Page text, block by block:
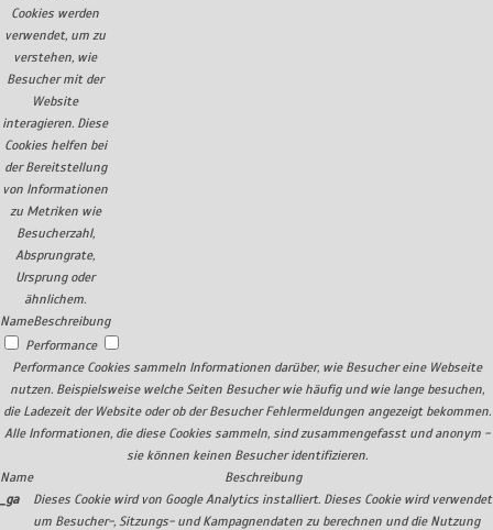
Cookies werden
verwendet, um zu
verstehen, wie
Besucher mit der
Website
interagieren. Diese
Cookies helfen bei
der Bereitstellung
von Informationen
zu Metriken wie
Besucherzahl,
Absprungrate,
Ursprung oder
ähnlichem.
NameBeschreibung
Performance
Performance Cookies sammeln Informationen darüber, wie Besucher eine Webseite
nutzen. Beispielsweise welche Seiten Besucher wie häufig und wie lange besuchen,
die Ladezeit der Website oder ob der Besucher Fehlermeldungen angezeigt bekommen.
Alle Informationen, die diese Cookies sammeln, sind zusammengefasst und anonym -
sie können keinen Besucher identifizieren.
Name
Beschreibung
_ga
Dieses Cookie wird von Google Analytics installiert. Dieses Cookie wird verwendet
um Besucher-, Sitzungs- und Kampagnendaten zu berechnen und die Nutzung